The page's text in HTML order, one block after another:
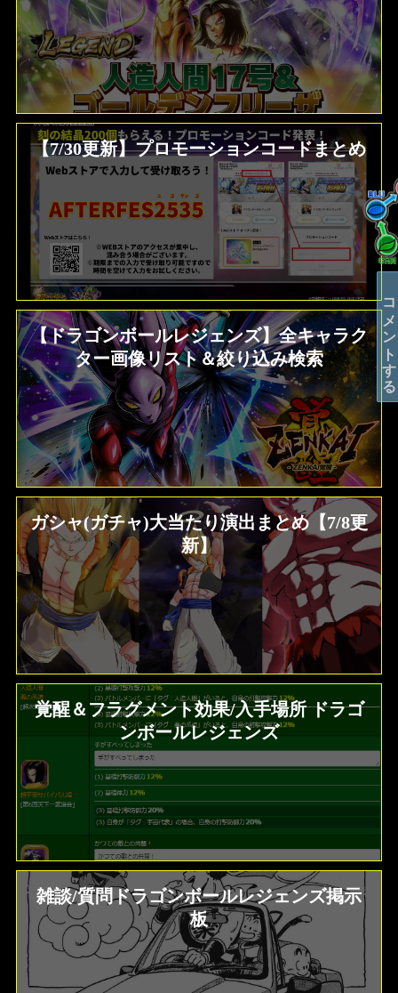
【7/30更新】プロモーションコードまとめ
【ドラゴンボールレジェンズ】全キャラク
ター画像リスト＆絞り込み検索
ガシャ(ガチャ)大当たり演出まとめ【7/8更
新】
覚醒＆フラグメント効果/入手場所 ドラゴ
ンボールレジェンズ
雑談/質問ドラゴンボールレジェンズ掲示
板
コメントする